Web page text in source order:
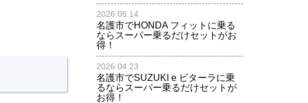
2026.05.14
名護市でHONDA フィットに乗る
ならスーパー乗るだけセットがお
得！
2026.04.23
名護市でSUZUKI e ビターラに乗
るならスーパー乗るだけセットが
お得！